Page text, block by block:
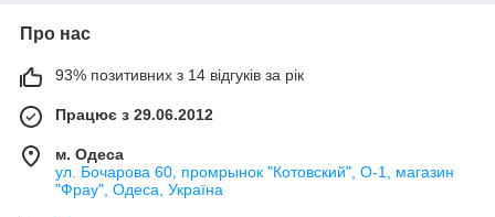
Про нас
93% позитивних з 14 відгуків за рік
Працює з 29.06.2012
м. Одеса
ул. Бочарова 60, промрынок "Котовский", О-1, магазин
"Фрау", Одеса, Україна